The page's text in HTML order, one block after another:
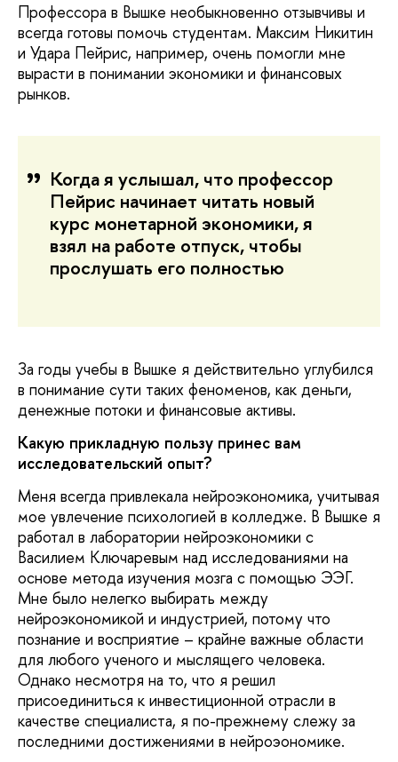
Профессора в Вышке необыкновенно отзывчивы и
всегда готовы помочь студентам. Максим Никитин
и Удара Пейрис, например, очень помогли мне
вырасти в понимании экономики и финансовых
рынков.
Когда я услышал, что профессор
Пейрис начинает читать новый
курс монетарной экономики, я
взял на работе отпуск, чтобы
прослушать его полностью
За годы учебы в Вышке я действительно углубился
в понимание сути таких феноменов, как деньги,
денежные потоки и финансовые активы.
Какую прикладную пользу принес вам
исследовательский опыт?
Меня всегда привлекала нейроэкономика, учитывая
мое увлечение психологией в колледже. В Вышке я
работал в лаборатории нейроэкономики с
Василием Ключаревым над исследованиями на
основе метода изучения мозга с помощью ЭЭГ.
Мне было нелегко выбирать между
нейроэкономикой и индустрией, потому что
познание и восприятие – крайне важные области
для любого ученого и мыслящего человека.
Однако несмотря на то, что я решил
присоединиться к инвестиционной отрасли в
качестве специалиста, я по-прежнему слежу за
последними достижениями в нейроэономике.